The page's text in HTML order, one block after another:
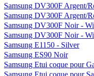
Samsung DV300F Argent/
Samsung DV300F Argent/
Samsung DV300F Noir -
Samsung DV300F Noir -
Samsung E1150 - Silver
Samsung ES90 Noir
Samsung Etui coque pour
Samsung Etui coque pour